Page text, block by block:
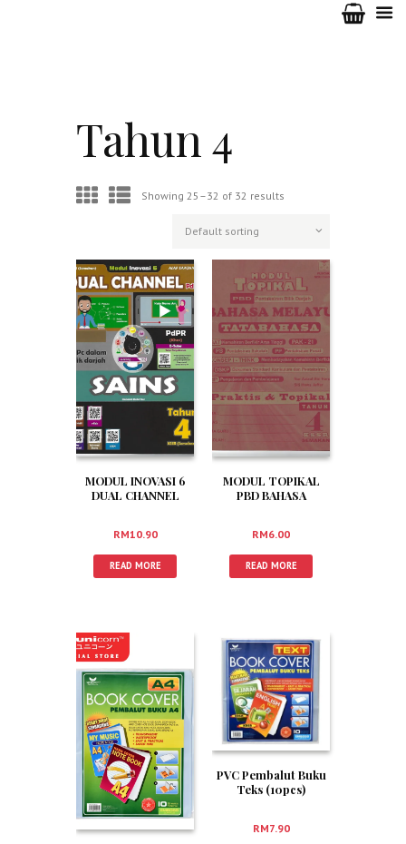
Tahun 4
Showing 25–32 of 32 results
MODUL INOVASI 6
DUAL CHANNEL
RM10.90
READ MORE
MODUL TOPIKAL
PBD BAHASA
4
RM6.00
READ MORE
PVC Pembalut Buku
Teks (10pcs)
RM7.90